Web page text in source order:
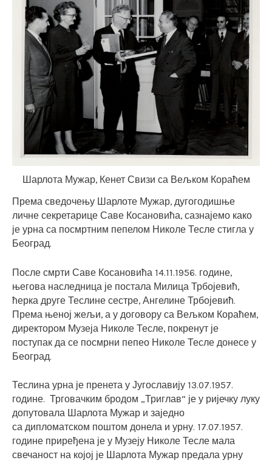
Шарлота Мужар, Кенет Свизи са Вељком Кораћем
Према сведочењу Шарлоте Мужар, дугогодишње
личне секретарице Саве Косановића, сазнајемо како
је урна са посмртним пепелом Николе Тесле стигла у
Београд.
После смрти Саве Косановића 14.11.1956. године,
његова наследница је постала Милица Трбојевић,
ћерка друге Теслине сестре, Ангелине Трбојевић.
Према њеној жељи, а у договору са Вељком Кораћем,
директором Музеја Николе Тесле, покренут је
поступак да се посмрни пепео Николе Тесле донесе у
Београд.
Теслина урна је пренета у Југославију 13.07.1957.
године. Трговачким бродом „Триглав“ је у ријечку луку
допутовала Шарлота Мужар и заједно
са дипломатском поштом донела и урну. 17.07.1957.
године приређена је у Музеју Николе Тесле мала
свечаност на којој је Шарлота Мужар предала урну